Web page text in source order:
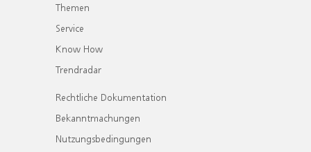
Themen
Service
Know How
Trendradar
Rechtliche Dokumentation
Bekanntmachungen
Nutzungsbedingungen